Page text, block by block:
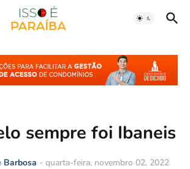
sempre foi Ibaneis
Barbosa - quarta-feira, novembro 02, 2022